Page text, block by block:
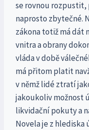
se rovnou
naprosto zbytečné.
zákona totiž má
vnitra a obrany
vláda v době
má přitom platit
v němž lidé ztratí
jakoukoliv možnost
likvidační pokuty a
Novela je z hlediska